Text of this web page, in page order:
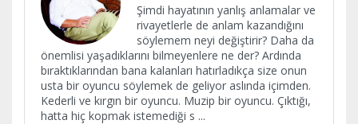
Şimdi hayatının yanlış anlamalar ve
rivayetlerle de anlam kazandığını
söylemem neyi değiştirir? Daha da
önemlisi yaşadıklarını bilmeyenlere ne der? Ardında
bıraktıklarından bana kalanları hatırladıkça size onun
usta bir oyuncu söylemek de geliyor aslında içimden.
Kederli ve kırgın bir oyuncu. Muzip bir oyuncu. Çıktığı,
hatta hiç kopmak istemediği s ...